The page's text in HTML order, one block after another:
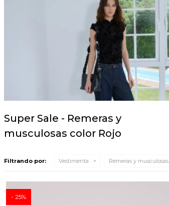
Super Sale - Remeras y
musculosas color Rojo
Filtrando por: Vestimenta Remeras y musculosas
25